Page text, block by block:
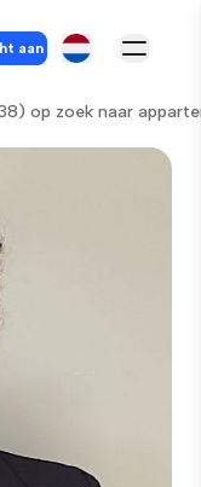
aan
op zoek naar